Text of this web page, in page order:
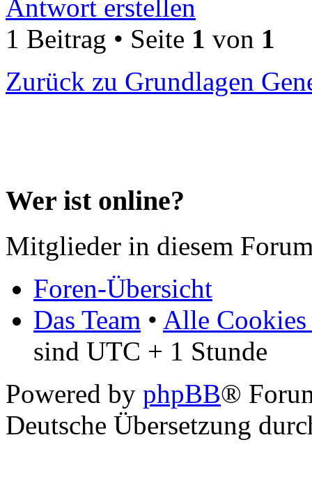
Antwort erstellen
1 Beitrag • Seite 1 von 1
Zurück zu Grundlagen
Wer ist online?
Mitglieder in diesem
Foren-Übersicht
Das Team • Alle Cookies
sind UTC + 1 Stunde
Powered by phpBB®
Deutsche Übersetzung